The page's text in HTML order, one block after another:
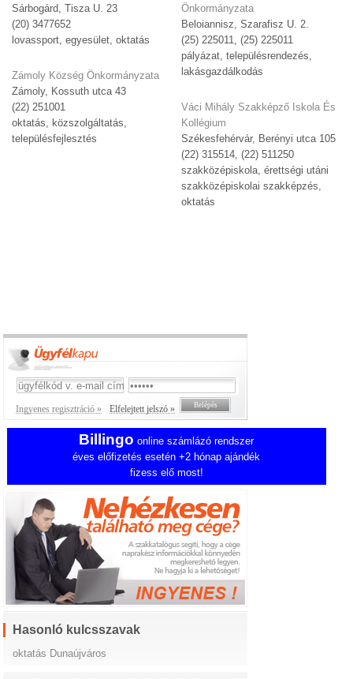
Sárbogárd, Tisza U. 23
(20) 3477652
lovassport, egyesület, oktatás
Zámoly Község Önkormányzata
Zámoly, Kossuth utca 43
(22) 251001
oktatás, közszolgáltatás,
településfejlesztés
Önkormányzata
Beloiannisz, Szarafisz U. 2.
(25) 225011, (25) 225011
pályázat, településrendezés,
lakásgazdálkodás
Váci Mihály Szakképző Iskola És
Kollégium
Székesfehérvár, Berényi utca 105
(22) 315514, (22) 511250
szakközépiskola, érettségi utáni
szakközépiskolai szakképzés,
oktatás
Ingyenes regisztráció » Elfelejtett jelszó »
Billingo online számlázó rendszer
éves előfizetés esetén +2 hónap ajándék
fizess elő most!
Hasonló kulcsszavak
oktatás Dunaújváros